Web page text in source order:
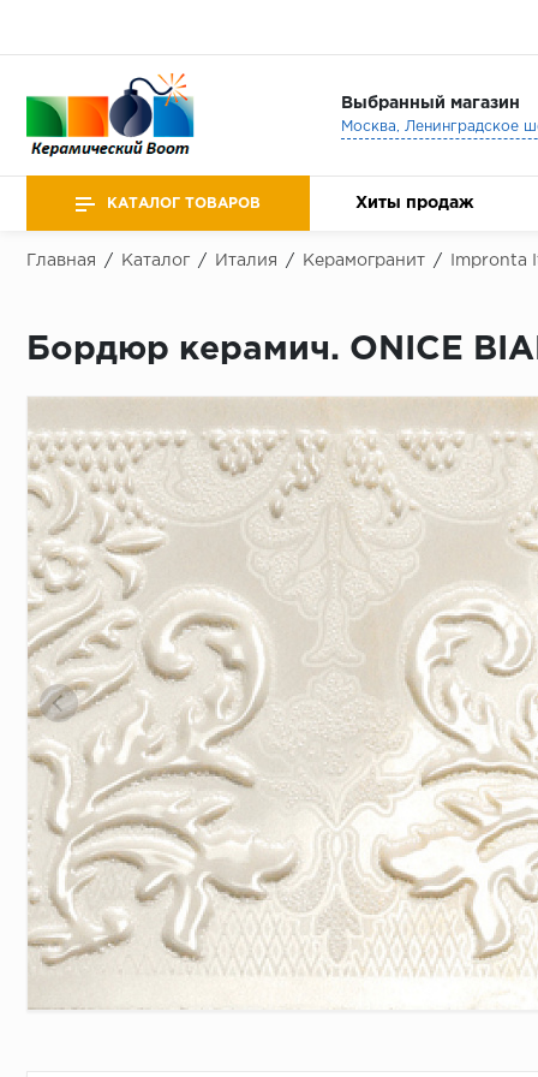
Выбранный магазин
КАТАЛОГ ТОВАРОВ Хиты продаж
Главная / Каталог / Италия / Керамогранит / Impronta
Бордюр керамич. ONICE